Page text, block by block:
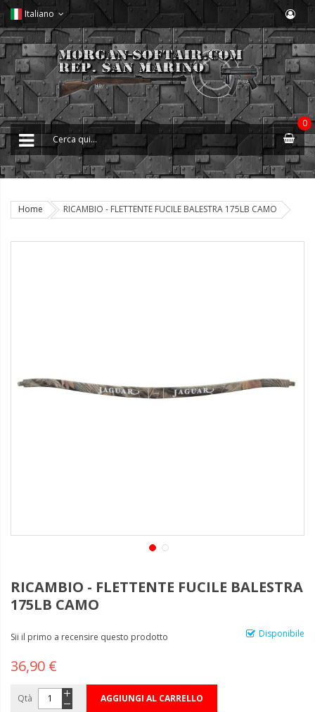
Italiano
0
Home RICAMBIO - FLETTENTE FUCILE BALESTRA 175LB CAMO
RICAMBIO - FLETTENTE FUCILE BALESTRA
175LB CAMO
Disponibile
Sii il primo a recensire questo prodotto
36,90 €
Qtà AGGIUNGI AL CARRELLO